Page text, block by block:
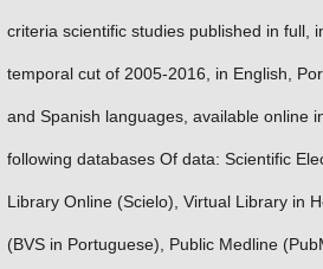
criteria scientific studies published in full,
temporal cut of 2005-2016, in English,
and Spanish languages, available online
following databases Of data: Scientific
Library Online (Scielo), Virtual Library in
(BVS in Portuguese), Public Medline